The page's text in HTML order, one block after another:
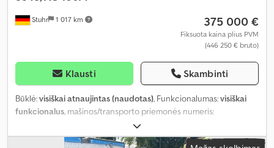
Stuhr 1 017 km 375 000 €
Fiksuota kaina plius PVM
(446 250 € bruto)
Klausti Skambinti
Būklė:visiškai atnaujintas (naudotas), Funkcionalumas:visiškai
funkcionalus, mašinos/transporto priemonės numeris:
130 000 km
AG), pirmoji registracija:06/2016, kuro tipas:dyzelinas, ašių